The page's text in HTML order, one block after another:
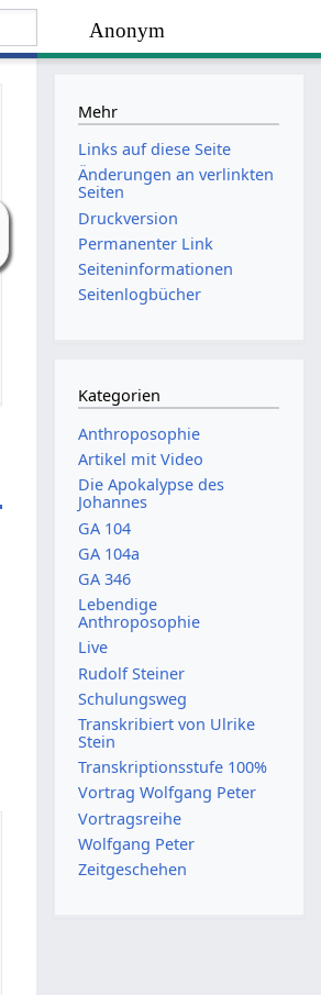
Anonym
Mehr
Links auf diese Seite
Änderungen an verlinkten
Seiten
Druckversion
Permanenter Link
Seiten­­informationen
Seitenlogbücher
Kategorien
Anthroposophie
Artikel mit Video
Die Apokalypse des
Johannes
GA 104
GA 104a
GA 346
Lebendige
Anthroposophie
Live
Rudolf Steiner
Schulungsweg
Transkribiert von Ulrike
Stein
Transkriptionsstufe 100%
Vortrag Wolfgang Peter
Vortragsreihe
Wolfgang Peter
Zeitgeschehen